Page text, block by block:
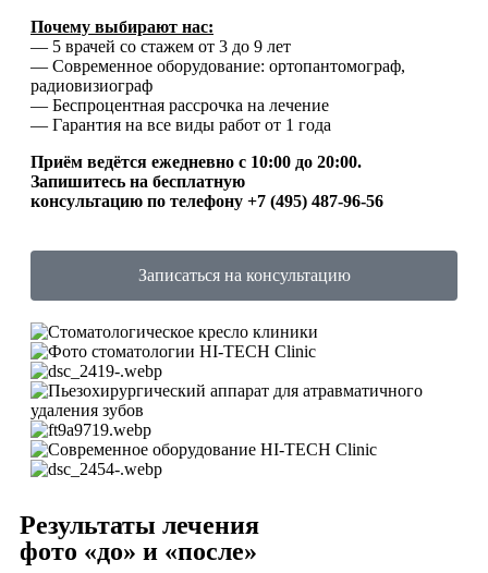
Почему выбирают нас:
— 5 врачей со стажем от 3 до 9 лет
— Современное оборудование: ортопантомограф,
радиовизиограф
— Беспроцентная рассрочка на лечение
— Гарантия на все виды работ от 1 года
Приём ведётся ежедневно с 10:00 до 20:00.
Запишитесь на бесплатную
консультацию по телефону +7 (495) 487-96-56
Записаться на консультацию
Результаты лечения
фото «до» и «после»